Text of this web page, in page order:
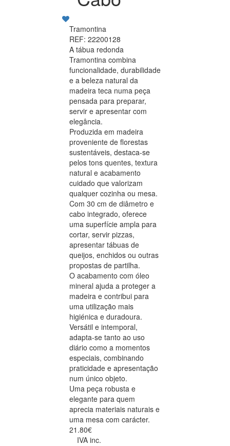
Tramontina
REF: 22200128
A tábua redonda
Tramontina combina
funcionalidade, durabilidade
e a beleza natural da
madeira teca numa peça
pensada para preparar,
servir e apresentar com
elegância.
Produzida em madeira
proveniente de florestas
sustentáveis, destaca-se
pelos tons quentes, textura
natural e acabamento
cuidado que valorizam
qualquer cozinha ou mesa.
Com 30 cm de diâmetro e
cabo integrado, oferece
uma superfície ampla para
cortar, servir pizzas,
apresentar tábuas de
queijos, enchidos ou outras
propostas de partilha.
O acabamento com óleo
mineral ajuda a proteger a
madeira e contribui para
uma utilização mais
higiénica e duradoura.
Versátil e intemporal,
adapta-se tanto ao uso
diário como a momentos
especiais, combinando
praticidade e apresentação
num único objeto.
Uma peça robusta e
elegante para quem
aprecia materiais naturais e
uma mesa com carácter.
21.80€
IVA inc.